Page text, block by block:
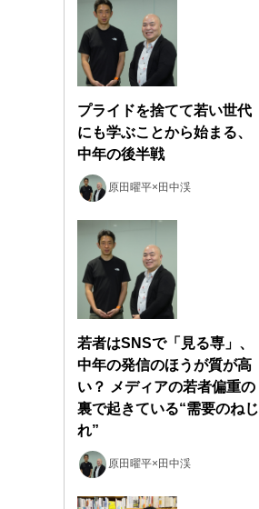
プライドを捨てて若い世代
にも学ぶことから始まる、
中年の後半戦
原田曜平×田中渓
若者はSNSで「見る専」、
中年の発信のほうが質が高
い？ メディアの若者偏重の
裏で起きている“需要のねじ
れ”
原田曜平×田中渓